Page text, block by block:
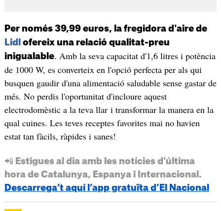
Per només 39,99 euros, la fregidora d'aire de
Lidl
ofereix una relació qualitat-preu
inigualable. Amb la seva capacitat d'1,6 litres i potència
de 1000 W, es converteix en l'opció perfecta per als qui
busquen gaudir d'una alimentació saludable sense gastar de
més. No perdis l'oportunitat d'incloure aquest
electrodomèstic a la teva llar i transformar la manera en la
qual cuines. Les teves receptes favorites mai no havien
estat tan fàcils, ràpides i sanes!
📲 Estigues al dia amb les notícies d’última
hora de Catalunya, Espanya i Internacional.
Descarrega’t aquí l’app gratuïta d’El Nacional